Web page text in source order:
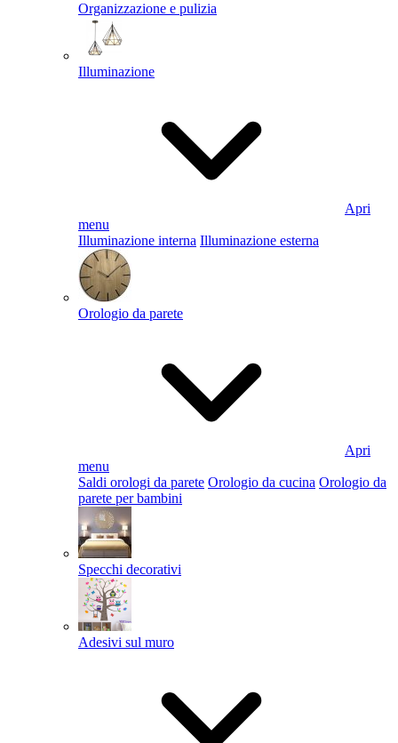
Organizzazione e pulizia
Illuminazione
Apri
menu
Illuminazione interna Illuminazione esterna
Orologio da parete
Apri
menu
Saldi orologi da parete Orologio da cucina Orologio da
parete per bambini
Specchi decorativi
Adesivi sul muro